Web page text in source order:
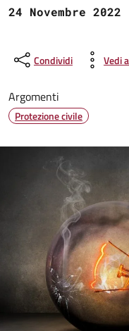
24 Novembre 2022
Condividi Vedi
Argomenti
Protezione civile